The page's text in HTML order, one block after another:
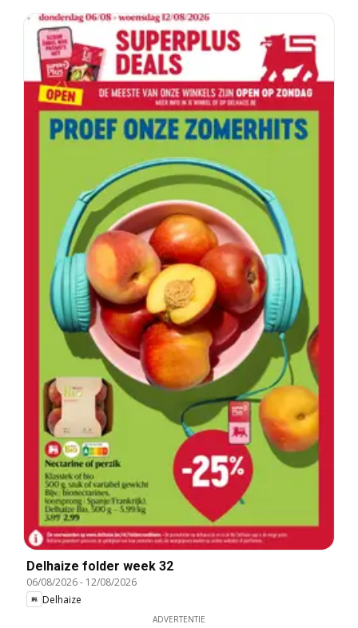
Delhaize folder week 32
06/08/2026- 12/08/2026
Delhaize
ADVERTENTIE